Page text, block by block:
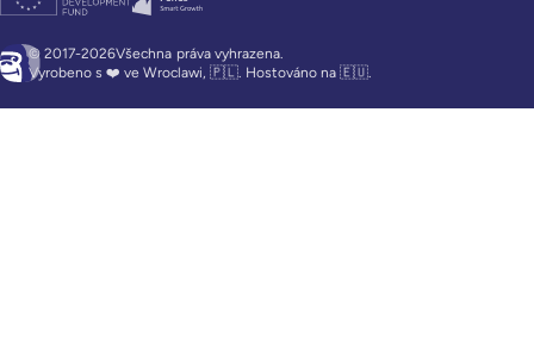
© 2017-2026Všechna práva vyhrazena.
Vyrobeno s ❤️ ve Wroclawi, 🇵🇱. Hostováno na 🇪🇺.